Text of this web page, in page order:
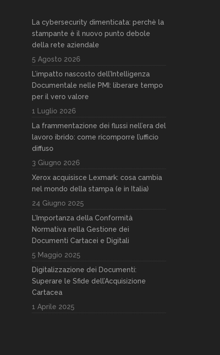
La cybersecurity dimenticata: perchè la
stampante è il nuovo punto debole
della rete aziendale
5 Agosto 2026
L’impatto nascosto dell’Intelligenza
Documentale nelle PMI: liberare tempo
per il vero valore
1 Luglio 2026
La frammentazione dei flussi nell’era del
lavoro ibrido: come ricomporre l’ufficio
diffuso
3 Giugno 2026
Xerox acquisisce Lexmark: cosa cambia
nel mondo della stampa (e in Italia)
24 Giugno 2025
L’Importanza della Conformità
Normativa nella Gestione dei
Documenti Cartacei e Digitali
5 Maggio 2025
Digitalizzazione dei Documenti:
Superare le Sfide dell’Acquisizione
Cartacea
1 Aprile 2025